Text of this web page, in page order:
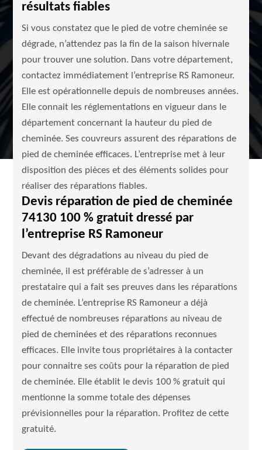
résultats fiables
Si vous constatez que le pied de votre cheminée se
dégrade, n’attendez pas la fin de la saison hivernale
pour trouver une solution. Dans votre département,
contactez immédiatement l’entreprise RS Ramoneur.
Elle est opérationnelle depuis de nombreuses années.
Elle connait les réglementations en vigueur dans le
département concernant la hauteur du pied de
cheminée. Ses couvreurs assurent des réparations de
pied de cheminée efficaces. L’entreprise met à leur
disposition des pièces et des éléments solides pour
réaliser des réparations fiables.
Devis réparation de pied de cheminée
74130 100 % gratuit dressé par
l’entreprise RS Ramoneur
Devant des dégradations au niveau du pied de
cheminée, il est préférable de s’adresser à un
prestataire qui a fait ses preuves dans les réparations
de cheminée. L’entreprise RS Ramoneur a déjà
effectué de nombreuses réparations au niveau de
pied de cheminées et des réparations reconnues
efficaces. Elle invite tous propriétaires à la contacter
pour connaitre ses coûts pour la réparation de pied
de cheminée. Elle établit le devis 100 % gratuit qui
mentionne la somme totale des dépenses
prévisionnelles pour la réparation. Profitez de cette
gratuité.